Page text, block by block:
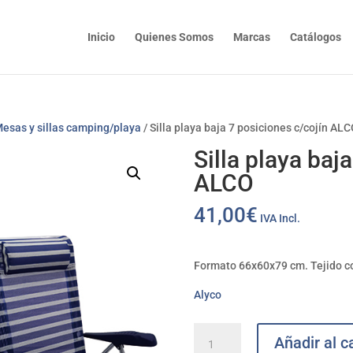
Inicio Quienes Somos Marcas Catálogos
y sillas camping/playa / Silla playa baja 7 posiciones c/cojín
Silla playa
ALCO
41,00€ IVA Incl.
Formato 66x60x79 cm. Tejido
Alyco
playa
Añadir al